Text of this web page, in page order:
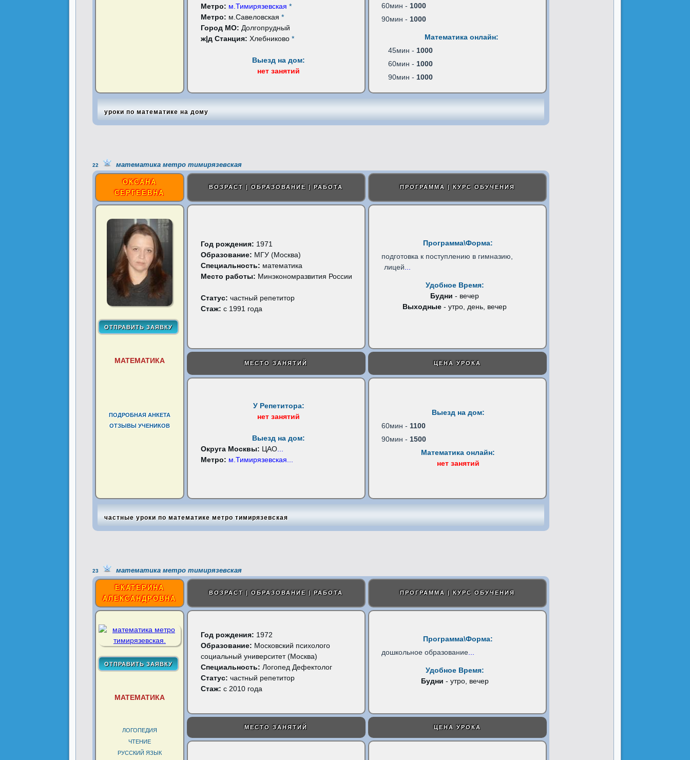
Метро: м.Тимирязевская *
Метро: м.Савеловская *
Город МО: Долгопрудный
ж|д Станция: Хлебниково *
Выезд на дом:
нет занятий
60мин - 1000
90мин - 1000
Математика онлайн:
45мин - 1000
60мин - 1000
90мин - 1000
уроки по математике на дому
22 математика метро тимирязевская
ОКСАНА
СЕРГЕЕВНА
ВОЗРАСТ | ОБРАЗОВАНИЕ | РАБОТА ПРОГРАММА | КУРС ОБУЧЕНИЯ
МАТЕМАТИКА
ПОДРОБНАЯ АНКЕТА
ОТЗЫВЫ УЧЕНИКОВ
Год рождения: 1971
Образование: МГУ (Москва)
Специальность: математика
Место работы: Минэкономразвития России
Статус: частный репетитор
Стаж: с 1991 года
Программа\Форма:
подготовка к поступлению в гимназию,
лицей
Удобное Время:
Будни - вечер
Выходные - утро, день, вечер
МЕСТО ЗАНЯТИЙ ЦЕНА УРОКА
У Репетитора:
нет занятий
Выезд на дом:
Округа Москвы: ЦАО...
Метро: м.Тимирязевская
Выезд на дом:
60мин - 1100
90мин - 1500
Математика онлайн:
нет занятий
частные уроки по математике метро тимирязевская
23 математика метро тимирязевская
ЕКАТЕРИНА
АЛЕКСАНДРОВНА
ВОЗРАСТ | ОБРАЗОВАНИЕ | РАБОТА ПРОГРАММА | КУРС ОБУЧЕНИЯ
МАТЕМАТИКА
ЛОГОПЕДИЯ
ЧТЕНИЕ
РУССКИЙ ЯЗЫК
Год рождения: 1972
Образование: Московский психолого
социальный университет (Москва)
Специальность: Логопед Дефектолог
Статус: частный репетитор
Стаж: с 2010 года
Программа\Форма:
дошкольное образование...
Удобное Время:
Будни - утро, вечер
МЕСТО ЗАНЯТИЙ ЦЕНА УРОКА